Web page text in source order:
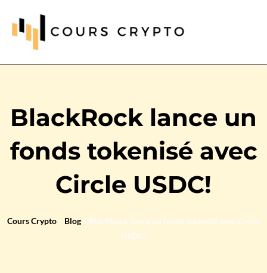
BlackRock lance un
fonds tokenisé avec
Circle USDC!
Cours Crypto » Blog » BlackRock lance un fonds tokenisé avec Circle
USDC!